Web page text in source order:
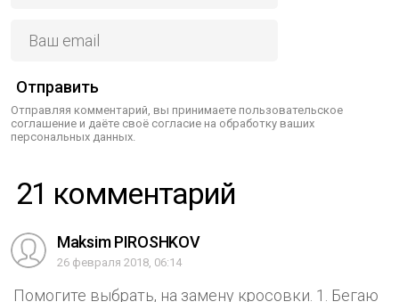
Отправить
Отправляя комментарий, вы принимаете пользовательское
соглашение и даёте своё согласие на обработку ваших
персональных данных.
21 комментарий
Maksim PIROSHKOV
26 февраля 2018, 06:14
Помогите выбрать, на замену кросовки. 1. Бегаю